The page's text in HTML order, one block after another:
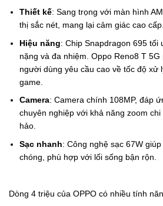
Thiết kế: Sang trọng với màn hình
thị sắc nét, mang lại cảm giác cao cấp.
Hiệu năng: Chip Snapdragon 695 tối
nặng và đa nhiệm. Oppo Reno8 T
người dùng yêu cầu cao về tốc độ xử
game.
Camera: Camera chính 108MP, đáp
chuyên nghiệp với khả năng zoom
hảo.
Sạc nhanh: Công nghệ sạc 67W
chóng, phù hợp với lối sống bận rộn.
Dòng 4 triệu của OPPO có nhiều tính